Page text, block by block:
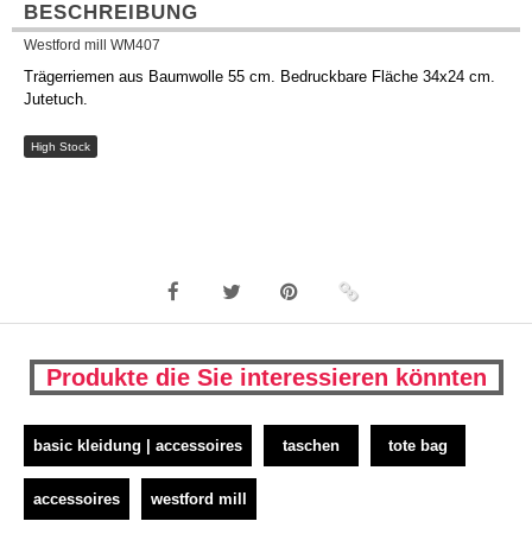
BESCHREIBUNG
Westford mill WM407
Trägerriemen aus Baumwolle 55 cm. Bedruckbare Fläche 34x24 cm.
Jutetuch.
High Stock
Produkte die Sie interessieren könnten
basic kleidung | accessoires taschen tote bag
accessoires westford mill